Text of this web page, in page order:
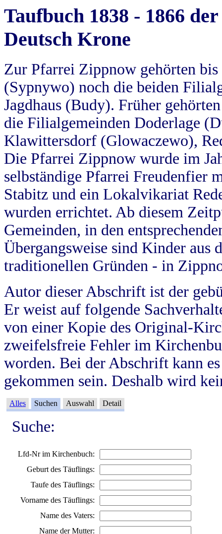
Taufbuch 1838 - 1866
Deutsch Krone
Zur Pfarrei Zippnow gehörten
(Sypnywo) noch die beiden
Jagdhaus (Budy). Früher
die Filialgemeinden Doderlage
Klawittersdorf (Glowaczewo),
Die Pfarrei Zippnow wurde im
selbständige Pfarrei Freudenfier
Stabitz und ein Lokalvikariat
wurden errichtet. Ab diesem
Gemeinden, in den
Übergangsweise sind Kinder aus
traditionellen Gründen - in
Autor dieser Abschrift ist der
Er weist auf folgende
von einer Kopie des Original-
zweifelsfreie Fehler im
worden. Bei der Abschrift kann
gekommen sein. Deshalb wird
Alles Suchen Auswahl Detail
Suche:
Lfd-Nr im Kirchenbuch:
Geburt des Täuflings:
Taufe des Täuflings:
Vorname des Täuflings:
Name des Vaters:
Name der Mutter: